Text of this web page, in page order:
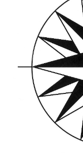
ニュース
イベント
協会について